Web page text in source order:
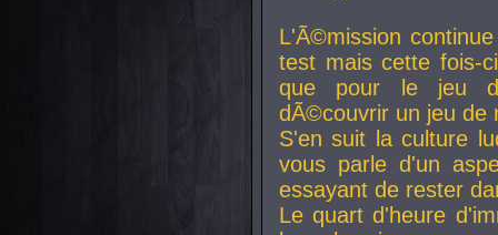
L'Ã©mission
test mais cette fois-
que pour le jeu
dÃ©couvrir un jeu de
S'en suit la culture
vous parle d'un
essayant de rester
Le quart d'heure